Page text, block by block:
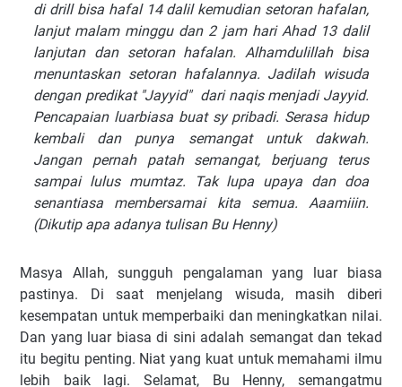
di drill bisa hafal 14 dalil kemudian setoran hafalan,
lanjut malam minggu dan 2 jam hari Ahad 13 dalil
lanjutan dan setoran hafalan. Alhamdulillah bisa
menuntaskan setoran hafalannya. Jadilah wisuda
dengan predikat "Jayyid" dari naqis menjadi Jayyid.
Pencapaian luarbiasa buat sy pribadi. Serasa hidup
kembali dan punya semangat untuk dakwah.
Jangan pernah patah semangat, berjuang terus
sampai lulus mumtaz. Tak lupa upaya dan doa
senantiasa membersamai kita semua. Aaamiiin.
(Dikutip apa adanya tulisan Bu Henny)
Masya Allah, sungguh pengalaman yang luar biasa
pastinya. Di saat menjelang wisuda, masih diberi
kesempatan untuk memperbaiki dan meningkatkan nilai.
Dan yang luar biasa di sini adalah semangat dan tekad
itu begitu penting. Niat yang kuat untuk memahami ilmu
lebih baik lagi. Selamat, Bu Henny, semangatmu